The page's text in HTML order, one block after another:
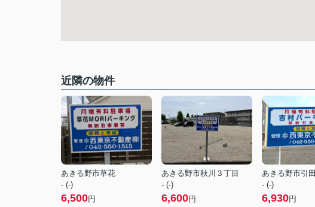
近隣の物件
あきる野市草花
- (-)
6,500円
あきる野市秋川３丁目
- (-)
6,600円
あきる野市引田
- (-)
6,930円